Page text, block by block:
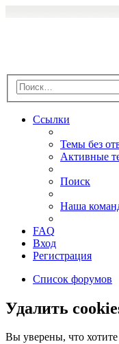
Ссылки
Темы без
Активные
Поиск
Наша
FAQ
Вход
Регистрация
Список форумов
Удалить
Вы уверены, что